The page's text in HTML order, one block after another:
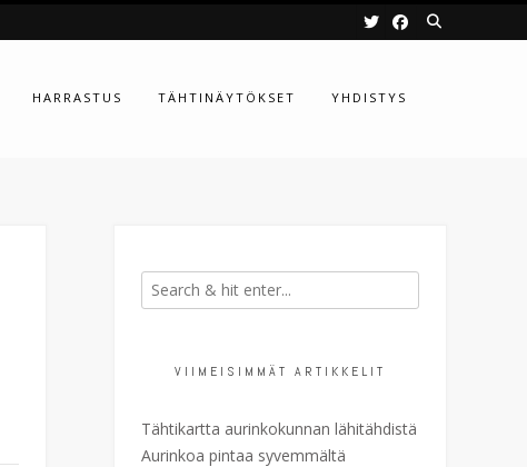
HARRASTUS TÄHTINÄYTÖKSET YHDISTYS
VIIMEISIMMÄT ARTIKKELIT
Tähtikartta aurinkokunnan lähitähdistä
Aurinkoa pintaa syvemmältä